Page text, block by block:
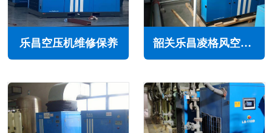
乐昌空压机维修保养 韶关乐昌凌格风空压机维修保养售后服务电话